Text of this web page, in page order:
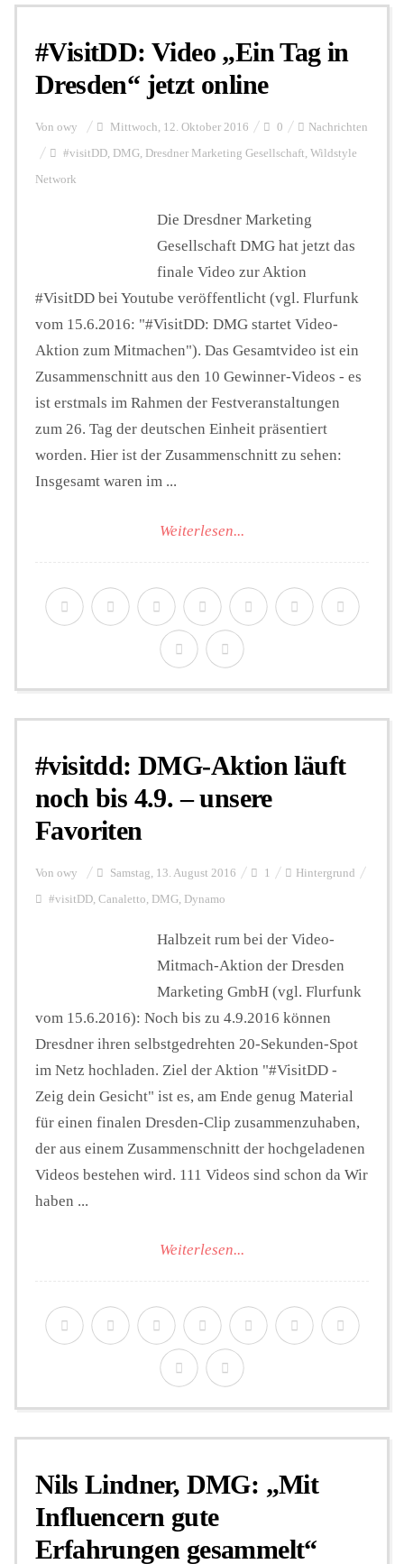
Personalien
Hintergrund
Podcast
Seminare
Unterstützen
#VisitDD: Video „Ein Tag in
Dresden“ jetzt online
Von owy Mittwoch, 12. Oktober 2016 0 Nachrichten
#visitDD, DMG, Dresdner Marketing Gesellschaft, Wildstyle
Network
Die Dresdner Marketing
Gesellschaft DMG hat jetzt das
finale Video zur Aktion
#VisitDD bei Youtube veröffentlicht (vgl. Flurfunk
vom 15.6.2016: "#VisitDD: DMG startet Video-
Aktion zum Mitmachen"). Das Gesamtvideo ist ein
Zusammenschnitt aus den 10 Gewinner-Videos - es
ist erstmals im Rahmen der Festveranstaltungen
zum 26. Tag der deutschen Einheit präsentiert
worden. Hier ist der Zusammenschnitt zu sehen:
Insgesamt waren im ...
Weiterlesen...
#visitdd: DMG-Aktion läuft
noch bis 4.9. – unsere
Favoriten
Von owy Samstag, 13. August 2016 1 Hintergrund
#visitDD, Canaletto, DMG, Dynamo
Halbzeit rum bei der Video-
Mitmach-Aktion der Dresden
Marketing GmbH (vgl. Flurfunk
vom 15.6.2016): Noch bis zu 4.9.2016 können
Dresdner ihren selbstgedrehten 20-Sekunden-Spot
im Netz hochladen. Ziel der Aktion "#VisitDD -
Zeig dein Gesicht" ist es, am Ende genug Material
für einen finalen Dresden-Clip zusammenzuhaben,
der aus einem Zusammenschnitt der hochgeladenen
Videos bestehen wird. 111 Videos sind schon da Wir
haben ...
Weiterlesen...
Nils Lindner, DMG: „Mit
Influencern gute
Erfahrungen gesammelt“